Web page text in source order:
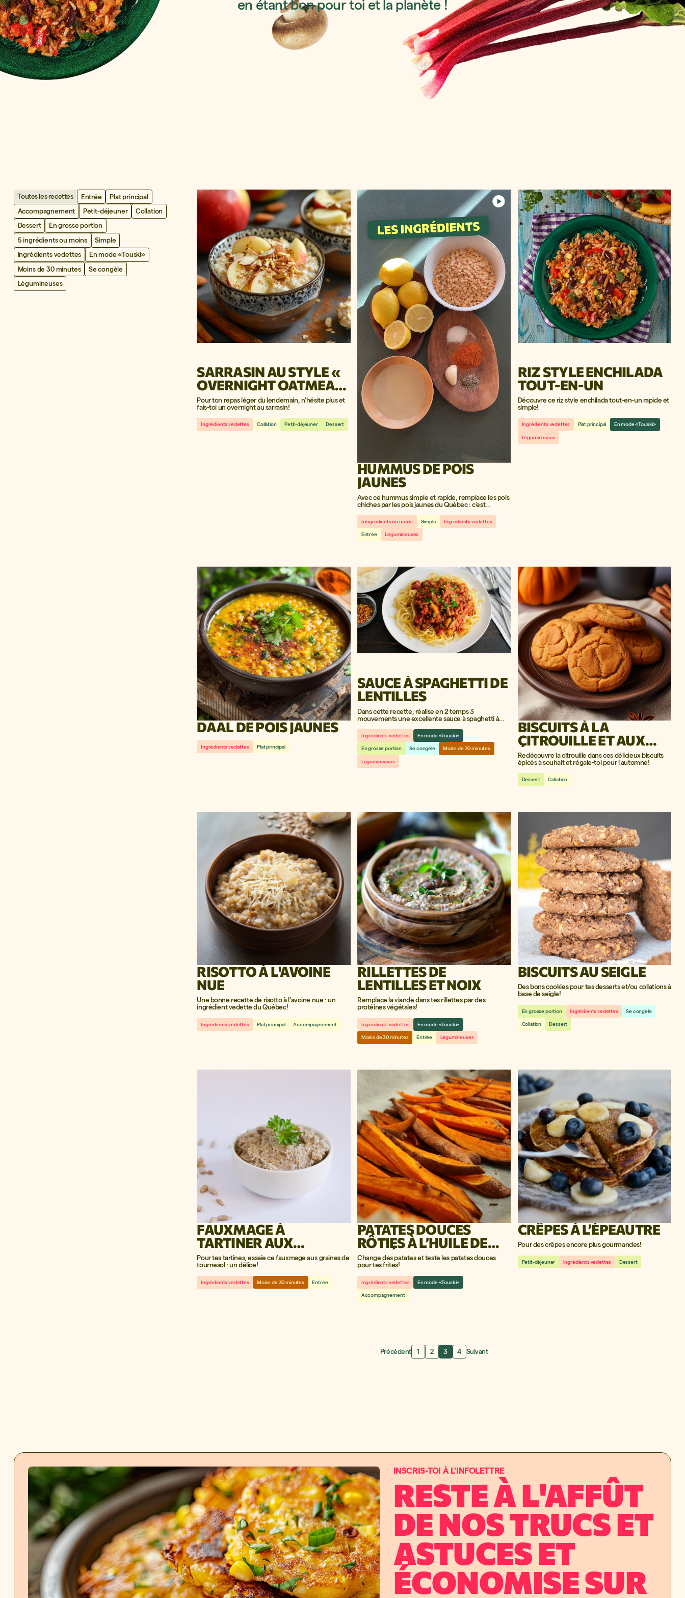
en étant bon pour toi et la planète !
Toutes les recettes Entrée
Plat principal
Accompagnement
Petit-déjeuner
Collation
Dessert
En grosse portion
5 ingrédients ou moins
Simple
Ingrédients vedettes
En mode «Touski»
Moins de 30 minutes
Se congèle
Légumineuses
SARRASIN AU STYLE «
OVERNIGHT OATMEAL
»
Pour ton repas léger du lendemain, n'hésite plus et
fais-toi un overnight au sarrasin!
Ingrédients vedettes Collation Petit-déjeuner Dessert
HUMMUS DE POIS
JAUNES
Avec ce hummus simple et rapide, remplace les pois
chiches par les pois jaunes du Québec : c’est
5 ingrédients ou moins Simple Ingrédients vedettes
Entrée Légumineuses
RIZ STYLE ENCHILADA
TOUT-EN-UN
Découvre ce riz style enchilada tout-en-un rapide et
simple!
Ingrédients vedettes Plat principal En mode «Touski»
Légumineuses
DAAL DE POIS JAUNES
Ingrédients vedettes Plat principal
SAUCE À SPAGHETTI DE
LENTILLES
Dans cette recette, réalise en 2 temps 3
mouvements une excellente sauce à spaghetti à
Ingrédients vedettes En mode «Touski»
En grosse portion Se congèle Moins de 30 minutes
Légumineuses
BISCUITS À LA
CITROUILLE ET AUX
ÉPICES
Redécouvre la citrouille dans ces délicieux biscuits
épicés à souhait et régale-toi pour l'automne!
Dessert Collation
RISOTTO À L'AVOINE
NUE
Une bonne recette de risotto à l'avoine nue : un
ingrédient vedette du Québec!
Ingrédients vedettes Plat principal Accompagnement
RILLETTES DE
LENTILLES ET NOIX
Remplace la viande dans tes rillettes par des
protéines végétales!
Ingrédients vedettes En mode «Touski»
Moins de 30 minutes Entrée Légumineuses
BISCUITS AU SEIGLE
Des bons cookies pour tes desserts et/ou collations à
base de seigle!
En grosse portion Ingrédients vedettes Se congèle
Collation Dessert
FAUXMAGE À
TARTINER AUX
GRAINES DE
TOURNESOL
Pour tes tartines, essaie ce fauxmage aux graines de
tournesol : un délice!
Ingrédients vedettes Moins de 30 minutes Entrée
PATATES DOUCES
RÔTIES À L’HUILE DE
CAMÉLINE
Change des patates et teste les patates douces
pour tes frites!
Ingrédients vedettes En mode «Touski»
Accompagnement
CRÊPES À L’ÉPEAUTRE
Pour des crêpes encore plus gourmandes!
Petit-déjeuner Ingrédients vedettes Dessert
Précédent 1 2 3 4 Suivant
INSCRIS-TOI À L'INFOLETTRE
RESTE À L'AFFÛT
DE NOS TRUCS ET
ASTUCES ET
ÉCONOMISE SUR